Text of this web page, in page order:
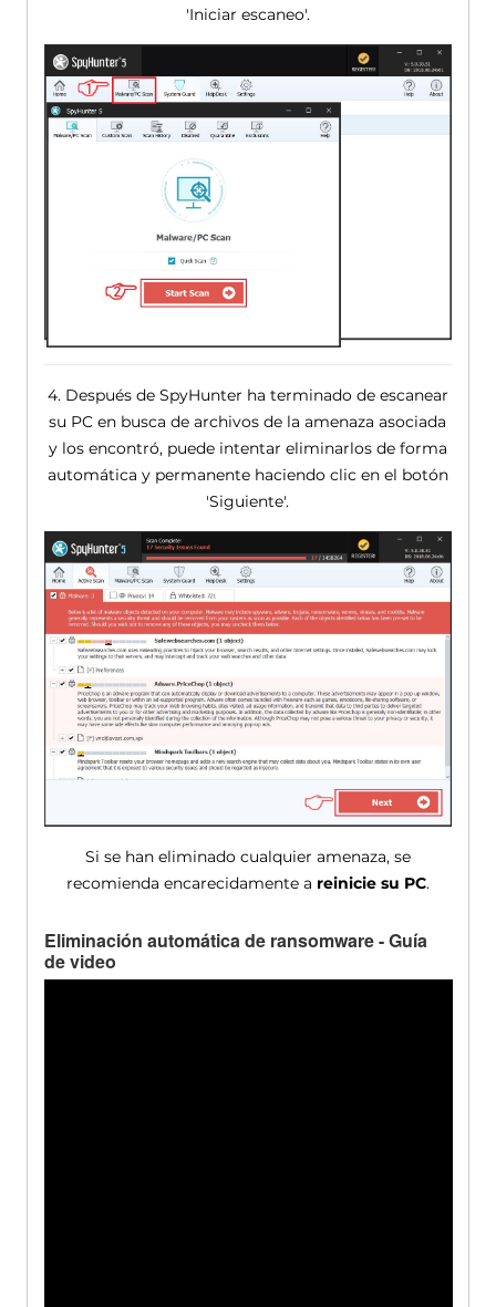
'Iniciar escaneo'.
4. Después de SpyHunter ha terminado de escanear
su PC en busca de archivos de la amenaza asociada
y los encontró, puede intentar eliminarlos de forma
automática y permanente haciendo clic en el botón
'Siguiente'.
Si se han eliminado cualquier amenaza, se
recomienda encarecidamente a reinicie su PC.
Eliminación automática de ransomware - Guía
de video